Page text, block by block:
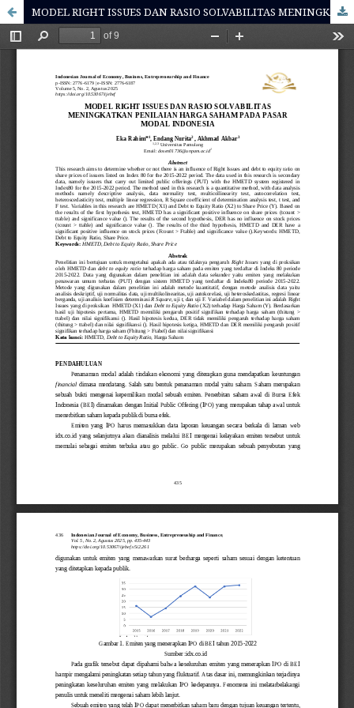
MODEL RIGHT ISSUES DAN RASIO SOLVABILITAS MENINGKATKAN PENILAIAN HARGA SAHAM PADA PASAR MODAL INDONESIA